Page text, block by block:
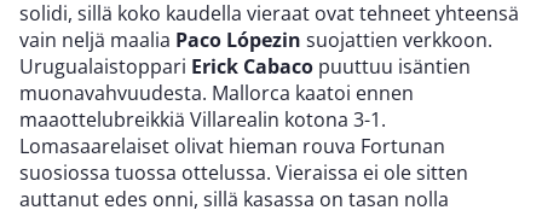
solidi, sillä koko kaudella vieraat ovat tehneet yhteensä
vain neljä maalia Paco Lópezin suojattien verkkoon.
Urugualaistoppari Erick Cabaco puuttuu isäntien
muonavahvuudesta. Mallorca kaatoi ennen
maaottelubreikkiä Villarealin kotona 3-1.
Lomasaarelaiset olivat hieman rouva Fortunan
suosiossa tuossa ottelussa. Vieraissa ei ole sitten
auttanut edes onni, sillä kasassa on tasan nolla